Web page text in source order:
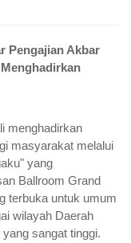
Pengajian Akbar
menghadirkan
masyarakat melalui
yang
Ballroom Grand
terbuka untuk umum
wilayah Daerah
sangat tinggi.